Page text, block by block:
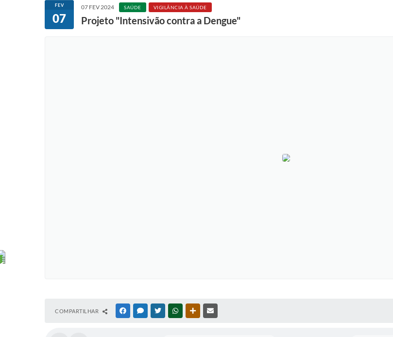
FEV
07
07 FEV 2024 SAÚDE VIGILÂNCIA À SAÚDE
Projeto "Intensivão contra a Dengue"
COMPARTILHAR FACEBOOKMESSENGER
TWITTERWHATSAPPOUTRAS MÍDIAS